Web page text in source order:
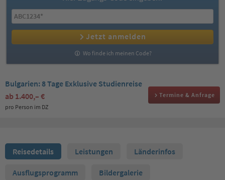
Jetzt anmelden
Wo finde ich meinen Code?
Bulgarien: 8 Tage Exklusive Studienreise
ab 1.400,– €
pro Person im DZ
Termine & Anfrage
Reisedetails Leistungen Länderinfos
Ausflugsprogramm Bildergalerie